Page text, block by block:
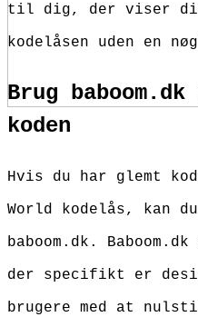
til dig, der viser
kodelåsen uden en
Brug
koden
Hvis du har glemt
World kodelås, kan
baboom.dk.
der specifikt er
brugere med at